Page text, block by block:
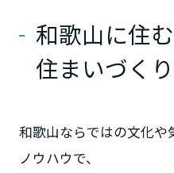
ミサワアイデンティティ
和歌山に住
住まいづく
和歌山ならではの文化や
ノウハウで、
甲信越・北陸
新潟県